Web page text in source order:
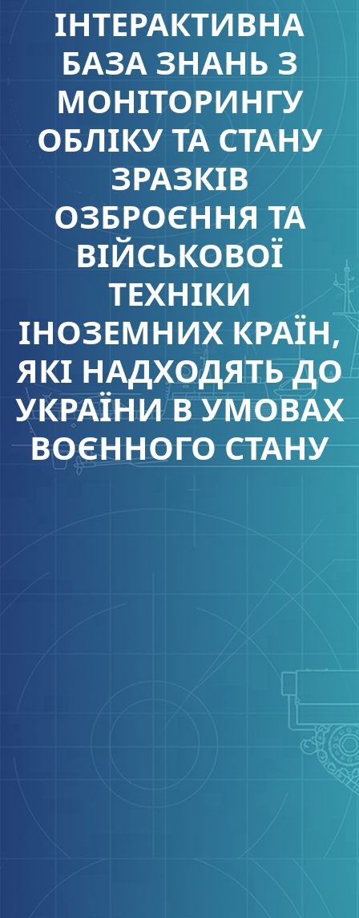
ІНТЕРАКТИВНА
БАЗА ЗНАНЬ З
МОНІТОРИНГУ
ОБЛІКУ ТА СТАНУ
ЗРАЗКІВ
ОЗБРОЄННЯ ТА
ВІЙСЬКОВОЇ
ТЕХНІКИ
ІНОЗЕМНИХ КРАЇН,
ЯКІ НАДХОДЯТЬ ДО
УКРАЇНИ В УМОВАХ
ВОЄННОГО СТАНУ